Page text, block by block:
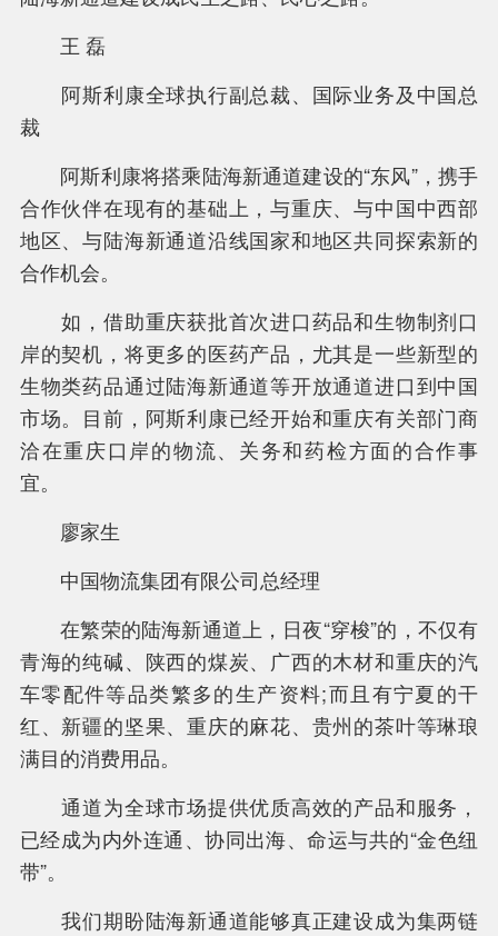
王 磊
阿斯利康全球执行副总裁、国际业务及中国总
裁
阿斯利康将搭乘陆海新通道建设的“东风”，携手
合作伙伴在现有的基础上，与重庆、与中国中西部
地区、与陆海新通道沿线国家和地区共同探索新的
合作机会。
如，借助重庆获批首次进口药品和生物制剂口
岸的契机，将更多的医药产品，尤其是一些新型的
生物类药品通过陆海新通道等开放通道进口到中国
市场。目前，阿斯利康已经开始和重庆有关部门商
洽在重庆口岸的物流、关务和药检方面的合作事
宜。
廖家生
中国物流集团有限公司总经理
在繁荣的陆海新通道上，日夜“穿梭”的，不仅有
青海的纯碱、陕西的煤炭、广西的木材和重庆的汽
车零配件等品类繁多的生产资料;而且有宁夏的干
红、新疆的坚果、重庆的麻花、贵州的茶叶等琳琅
满目的消费用品。
通道为全球市场提供优质高效的产品和服务，
已经成为内外连通、协同出海、命运与共的“金色纽
带”。
我们期盼陆海新通道能够真正建设成为集两链